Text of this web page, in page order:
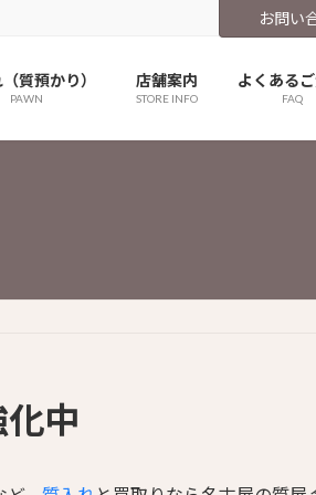
お問い
質預かり）
PAWN
店舗案内
STORE INFO
よくある
FAQ
中